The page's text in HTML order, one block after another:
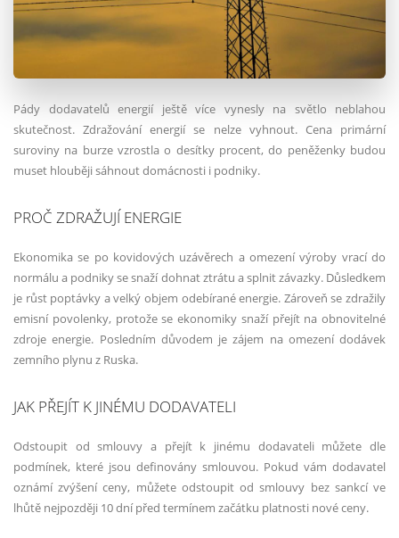
Pády dodavatelů energií ještě více vynesly na světlo neblahou
skutečnost. Zdražování energií se nelze vyhnout. Cena primární
suroviny na burze vzrostla o desítky procent, do peněženky budou
muset hlouběji sáhnout domácnosti i podniky.
PROČ ZDRAŽUJÍ ENERGIE
Ekonomika se po kovidových uzávěrech a omezení výroby vrací do
normálu a podniky se snaží dohnat ztrátu a splnit závazky. Důsledkem
je růst poptávky a velký objem odebírané energie. Zároveň se zdražily
emisní povolenky, protože se ekonomiky snaží přejít na obnovitelné
zdroje energie. Posledním důvodem je zájem na omezení dodávek
zemního plynu z Ruska.
JAK PŘEJÍT K JINÉMU DODAVATELI
Odstoupit od smlouvy a přejít k jinému dodavateli můžete dle
podmínek, které jsou definovány smlouvou. Pokud vám dodavatel
oznámí zvýšení ceny, můžete odstoupit od smlouvy bez sankcí ve
lhůtě nejpozději 10 dní před termínem začátku platnosti nové ceny.